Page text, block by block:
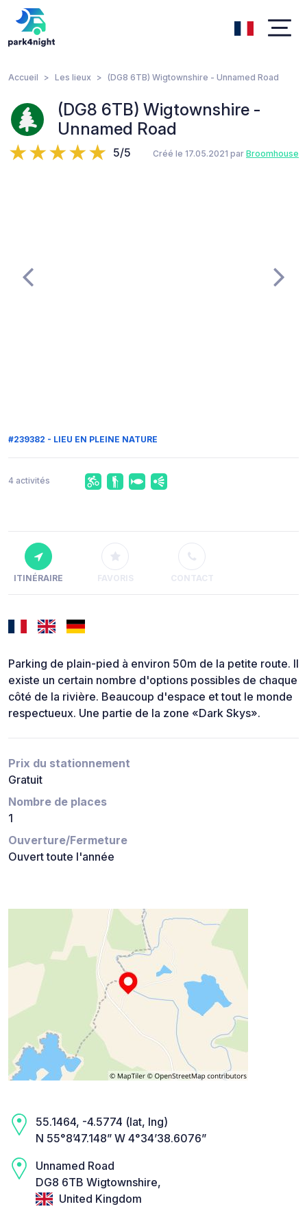
Accueil Les lieux (DG8 6TB) Wigtownshire - Unnamed Road
(DG8 6TB) Wigtownshire -
Unnamed Road
5/5 Créé le 17.05.2021 par Broomhouse
#239382 - LIEU EN PLEINE NATURE
4 activités
ITINÉRAIRE FAVORIS CONTACT
Parking de plain-pied à environ 50m de la petite route. Il
existe un certain nombre d'options possibles de chaque
côté de la rivière. Beaucoup d'espace et tout le monde
respectueux. Une partie de la zone «Dark Skys».
Prix du stationnement
Gratuit
Nombre de places
1
Ouverture/Fermeture
Ouvert toute l'année
55.1464, -4.5774 (lat, lng)
N 55°8’47.148” W 4°34’38.6076”
Unnamed Road
DG8 6TB Wigtownshire,
United Kingdom